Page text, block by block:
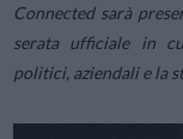
Connected sarà
serata ufficiale in
politici, aziendali e la